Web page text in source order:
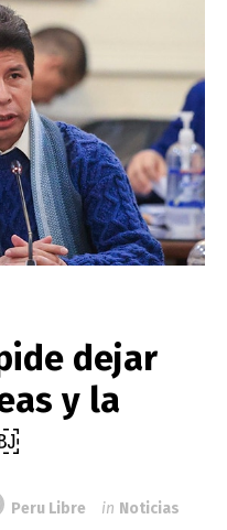
dejar
y la
Peru Libre in Noticias